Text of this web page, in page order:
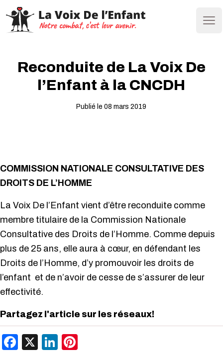
Reconduite de La Voix De
l’Enfant à la CNCDH
Publié le 08 mars 2019
COMMISSION NATIONALE CONSULTATIVE DES
DROITS DE L’HOMME
La Voix De l’Enfant vient d’être reconduite comme
membre titulaire de la Commission Nationale
Consultative des Droits de l’Homme. Comme depuis
plus de 25 ans, elle aura à cœur, en défendant les
Droits de l’Homme, d’y promouvoir les droits de
l’enfant et de n’avoir de cesse de s’assurer de leur
effectivité.
Partagez l'article sur les réseaux!
Facebook
X LinkedIn